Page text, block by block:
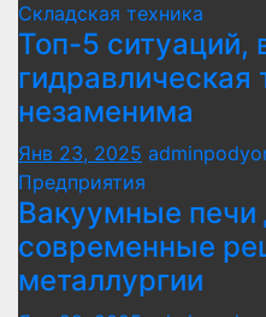
Складская техника
Топ-5 ситуаций,
незаменима
Янв 23, 2025
Предприятия
Вакуумные печи
современные
металлургии